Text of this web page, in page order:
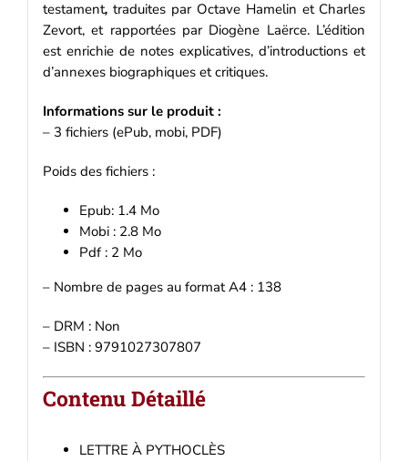
testament,traduites par Octave Hamelin et Charles
Zevort, et rapportées par Diogène Laërce. L’édition
est enrichie de notes explicatives, d’introductions et
d’annexes biographiques et critiques.
Informations sur le produit :
– 3 fichiers (ePub, mobi, PDF)
Poids des fichiers :
Epub: 1.4 Mo
Mobi : 2.8 Mo
Pdf : 2 Mo
– Nombre de pages au format A4 : 138
– DRM : Non
– ISBN : 9791027307807
Contenu Détaillé
LETTRE À PYTHOCLÈS